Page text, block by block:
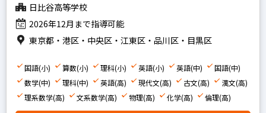
日比谷高等学校
2026年12月まで指導可能
東京都・港区・中央区・江東区・品川区・目黒区
国語(小) 算数(小) 理科(小) 英語(小) 英語(中)
国語(中)
数学(中)
理科(中) 英語(高) 現代文(高) 古文(高)
漢文(高)
理系数学(高)
文系数学(高) 物理(高) 化学(高) 倫理(高)